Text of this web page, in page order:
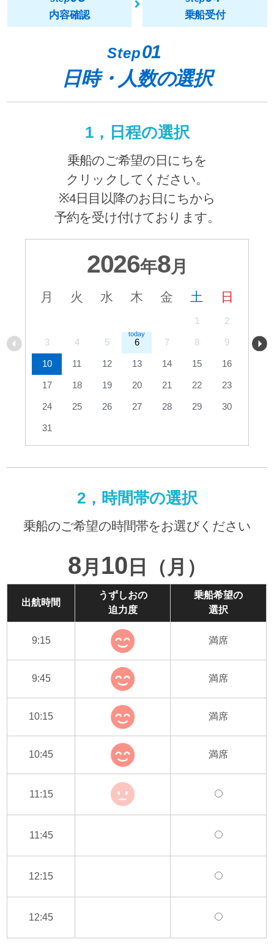
内容確認 乗船受付
Step01
日時・人数の選択
1，日程の選択
乗船のご希望の日にちを
クリックしてください。
※4日目以降のお日にちから
予約を受け付けております。
2026年8月
月 火 水 木 金 土 日
1 2
3 4 5 6 7 8 9
10 11 12 13 14 15 16
17 18 19 20 21 22 23
24 25 26 27 28 29 30
31
2，時間帯の選択
乗船のご希望の時間帯をお選びください
8月 10 日（月）
出航時間
うずしおの
迫力度
乗船希望の
選択
9:15 満席
9:45 満席
10:15 満席
10:45 満席
11:15
11:45
12:15
12:45